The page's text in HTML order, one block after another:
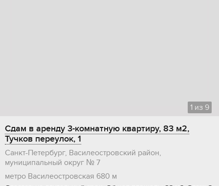
1 из 9
Сдам в аренду 3-комнатную квартиру, 83 м2,
Тучков переулок, 1
Санкт-Петербург, Василеостровский район,
муниципальный округ № 7
метро Василеостровская 680 м